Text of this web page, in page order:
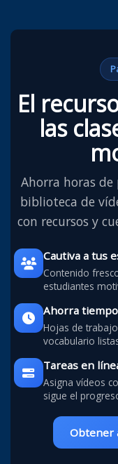
El
las
Ahorra horas de
biblioteca de
con recursos y
Cautiva a tus
Contenido
estudiantes
Ahorra
Hojas de
vocabulario
Tareas en
Asigna vídeos
sigue el
Obtener